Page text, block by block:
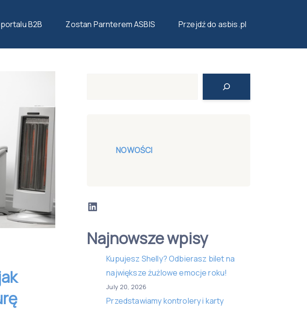
B2B Zostan Parnterem ASBIS Przejdź do asbis.pl
W POMIESZCZENIU?
NOWOŚCI
LinkedIn
Najnowsze wpisy
Kupujesz Shelly? Odbierasz bilet na
największe żużlowe emocje roku!
July 20, 2026
Przedstawiamy kontrolery i karty